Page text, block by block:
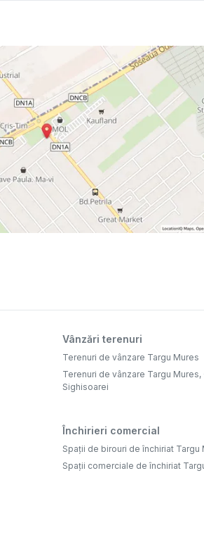
Vânzări terenuri
Terenuri de vânzare Targu Mures
Terenuri de vânzare Targu Mures,
Sighisoarei
Închirieri comercial
Spații de birouri de închiriat Targu
Spații comerciale de închiriat